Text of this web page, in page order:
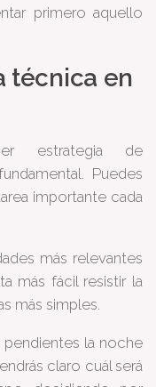
primero aquello
técnica en
estrategia de
Puedes
importante cada
más relevantes
más fácil resistir la
más simples.
pendientes la noche
claro cuál será